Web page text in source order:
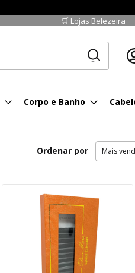
🛒 Lojas Belezeira
Corpo e Banho
Ordenar por